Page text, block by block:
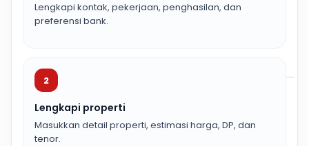
Lengkapi kontak, pekerjaan, penghasilan, dan
preferensi bank.
2
Lengkapi properti
Masukkan detail properti, estimasi harga, DP, dan
tenor.